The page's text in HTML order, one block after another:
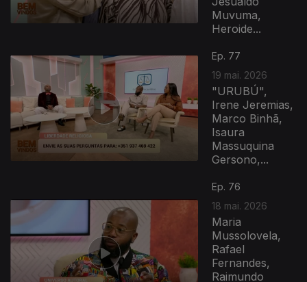
Muvuma,
Heroide...
Ep. 77
19 mai. 2026
"URUBÚ",
Irene Jeremias,
Marco Binhã,
Isaura
Massuquina
Gersono,...
Ep. 76
18 mai. 2026
Maria
Mussolovela,
Rafael
Fernandes,
Raimundo